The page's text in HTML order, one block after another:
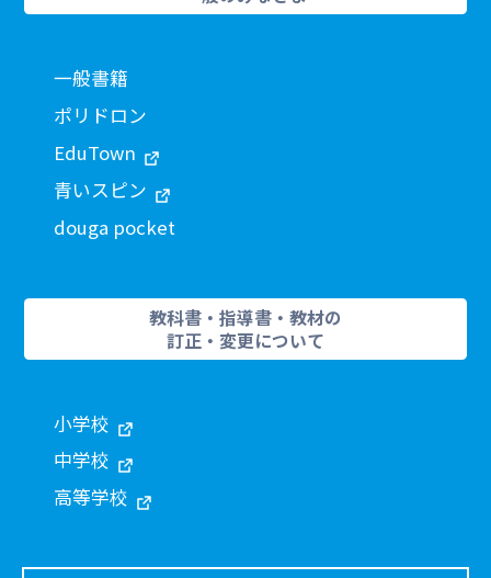
一般書籍
ポリドロン
EduTown
青いスピン
douga pocket
教科書・指導書・教材の
訂正・変更について
小学校
中学校
高等学校